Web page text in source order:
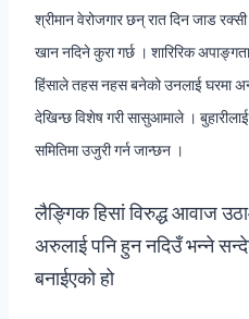
श्रीमान वेरोजगार छन् रात दिन जाड
खान नदिने कुरा गर्छ । शारिरिक
हिंसाले तहस नहस बनेको उनलाई घरमा
देखिन्छ विशेष गरी सासुआमाले ।
समितिमा उजुरी गर्न जान्छन ।
लैङ्गिक हिसां विरुद्ध आवाज
अरुलाई पनि हुन नदिउँ भन्ने
बनाईएको हो